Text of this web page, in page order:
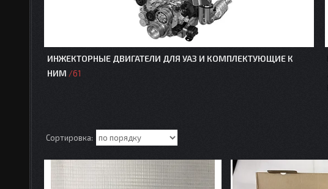
ИНЖЕКТОРНЫЕ ДВИГАТЕЛИ ДЛЯ УАЗ И КОМПЛЕКТУЮЩИЕ К
НИМ
61